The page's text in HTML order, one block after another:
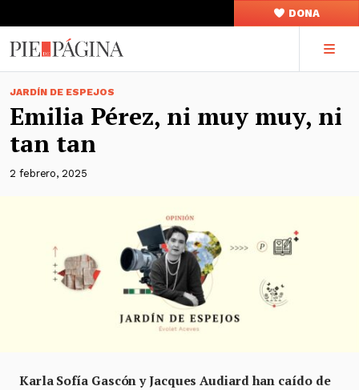
DONA
JARDÍN DE ESPEJOS
Emilia Pérez, ni muy muy, ni
tan tan
2 febrero, 2025
Karla Sofía Gascón y Jacques Audiard han caído de